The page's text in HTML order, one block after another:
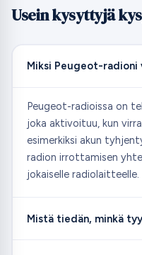
Usein kysyttyjä
Miksi Peugeot-radioni
Peugeot-radioissa on
joka aktivoituu, kun
esimerkiksi akun
radion irrottamisen
jokaiselle radiolaitteelle.
Mistä tiedän, minkä